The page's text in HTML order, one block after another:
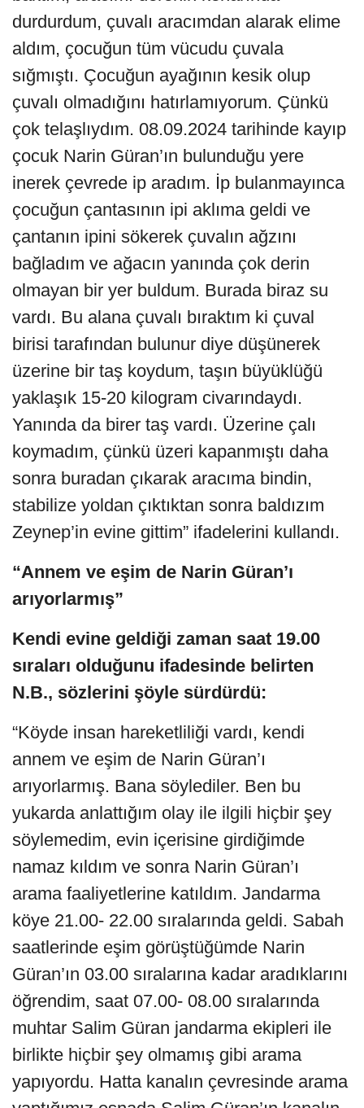
durdurdum, çuvalı aracımdan alarak elime
aldım, çocuğun tüm vücudu çuvala
sığmıştı. Çocuğun ayağının kesik olup
çuvalı olmadığını hatırlamıyorum. Çünkü
çok telaşlıydım. 08.09.2024 tarihinde kayıp
çocuk Narin Güran’ın bulunduğu yere
inerek çevrede ip aradım. İp bulanmayınca
çocuğun çantasının ipi aklıma geldi ve
çantanın ipini sökerek çuvalın ağzını
bağladım ve ağacın yanında çok derin
olmayan bir yer buldum. Burada biraz su
vardı. Bu alana çuvalı bıraktım ki çuval
birisi tarafından bulunur diye düşünerek
üzerine bir taş koydum, taşın büyüklüğü
yaklaşık 15-20 kilogram civarındaydı.
Yanında da birer taş vardı. Üzerine çalı
koymadım, çünkü üzeri kapanmıştı daha
sonra buradan çıkarak aracıma bindin,
stabilize yoldan çıktıktan sonra baldızım
Zeynep’in evine gittim” ifadelerini kullandı.
“Annem ve eşim de Narin Güran’ı
arıyorlarmış”
Kendi evine geldiği zaman saat 19.00
sıraları olduğunu ifadesinde belirten
N.B., sözlerini şöyle sürdürdü:
“Köyde insan hareketliliği vardı, kendi
annem ve eşim de Narin Güran’ı
arıyorlarmış. Bana söylediler. Ben bu
yukarda anlattığım olay ile ilgili hiçbir şey
söylemedim, evin içerisine girdiğimde
namaz kıldım ve sonra Narin Güran’ı
arama faaliyetlerine katıldım. Jandarma
köye 21.00- 22.00 sıralarında geldi. Sabah
saatlerinde eşim görüştüğümde Narin
Güran’ın 03.00 sıralarına kadar aradıklarını
öğrendim, saat 07.00- 08.00 sıralarında
muhtar Salim Güran jandarma ekipleri ile
birlikte hiçbir şey olmamış gibi arama
yapıyordu. Hatta kanalın çevresinde arama